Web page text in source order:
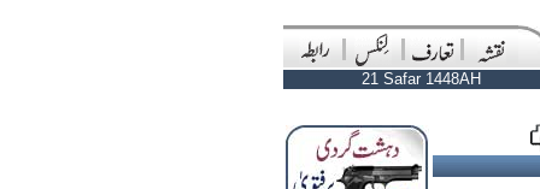
21 Safar 1448AH